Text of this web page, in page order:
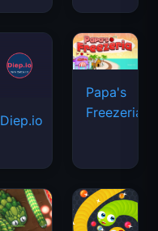
Diep.io
Papa's
Freezeria